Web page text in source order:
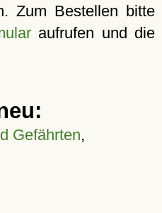
Zum Bestellen bitte
aufrufen und die
Gefährten,